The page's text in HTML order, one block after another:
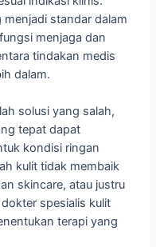
standar dalam
menjaga dan
tindakan medis
dalam.
solusi yang salah,
tepat dapat
kondisi ringan
kulit tidak membaik
skincare, atau justru
spesialis kulit
terapi yang